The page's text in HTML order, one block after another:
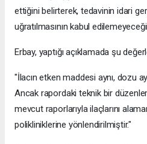
ettiğini belirterek, tedavinin idari
uğratılmasının kabul
Erbay, yaptığı açıklamada şu
"İlacın etken maddesi aynı, dozu
Ancak rapordaki teknik bir
mevcut raporlarıyla ilaçlarını
polikliniklerine yönlendirilmiştir."